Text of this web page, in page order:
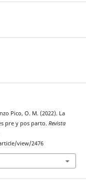
Pico, O. M. (2022). La
pre y pos parto. Revista
view/2476